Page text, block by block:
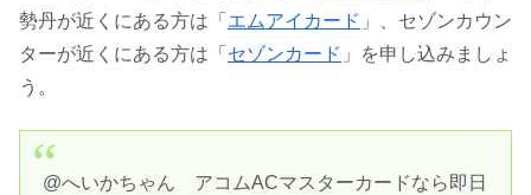
勢丹が近くにある方は「 エムアイカード 」、セゾンカウン
ターが近くにある方は「 セゾンカード 」を申し込みましょ
う。
@へいかちゃん アコムACマスターカードなら即日